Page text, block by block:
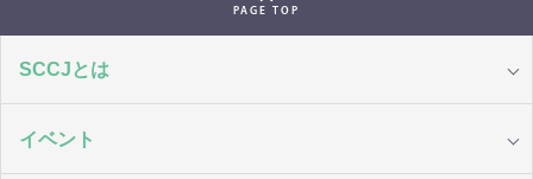
PAGE TOP
SCCJとは
イベント